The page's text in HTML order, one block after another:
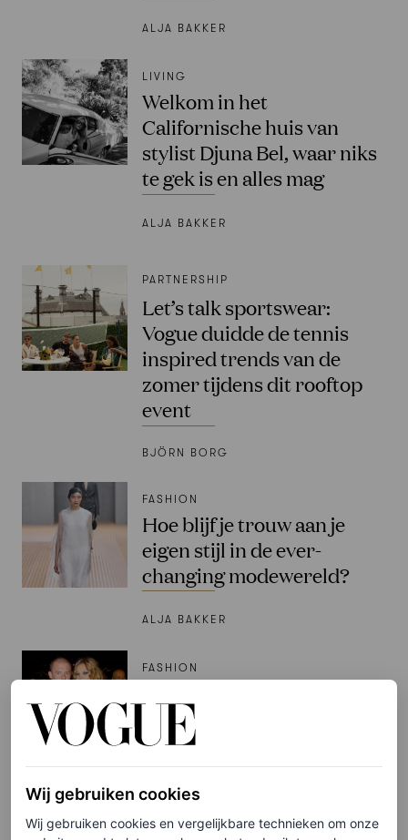
ALJA BAKKER
LIVING
Welkom in het
Californische huis van
stylist Djuna Bel, waar niks
te gek is en alles mag
ALJA BAKKER
PARTNERSHIP
Let’s talk sportswear:
Vogue duidde de tennis
inspired trends van de
zomer tijdens dit rooftop
event
BJÖRN BORG
FASHION
Hoe blijf je trouw aan je
eigen stijl in de ever-
changing modewereld?
ALJA BAKKER
FASHION
Alexander McQueen en de
toekomst van zijn
modehuis
Wij gebruiken cookies
Wij gebruiken cookies en vergelijkbare technieken om onze